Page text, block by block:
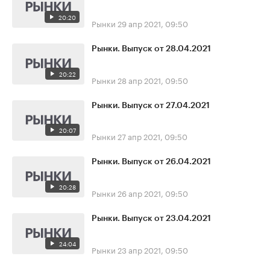
20:20 Рынки 29 апр 2021, 09:50
20:22
Рынки. Выпуск от 28.04.2021
Рынки 28 апр 2021, 09:50
20:07
Рынки. Выпуск от 27.04.2021
Рынки 27 апр 2021, 09:50
20:28
Рынки. Выпуск от 26.04.2021
Рынки 26 апр 2021, 09:50
24:04
Рынки. Выпуск от 23.04.2021
Рынки 23 апр 2021, 09:50